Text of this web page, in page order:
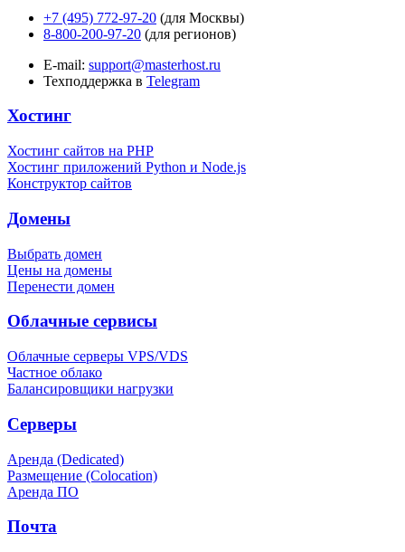
+7 (495) 772-97-20 (для Москвы)
8-800-200-97-20 (для регионов)
E-mail: support@masterhost.ru
Техподдержка в Telegram
Хостинг
Хостинг сайтов на PHP
Хостинг приложений Python и Node.js
Конструктор сайтов
Домены
Выбрать домен
Цены на домены
Перенести домен
Облачные сервисы
Облачные серверы VPS/VDS
Частное облако
Балансировщики нагрузки
Серверы
Аренда (Dedicated)
Размещение (Colocation)
Аренда ПО
Почта